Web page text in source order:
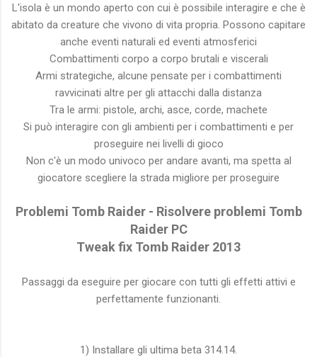
L'isola è un mondo aperto con cui è possibile interagire e che è
abitato da creature che vivono di vita propria. Possono capitare
anche eventi naturali ed eventi atmosferici
Combattimenti corpo a corpo brutali e viscerali
Armi strategiche, alcune pensate per i combattimenti
ravvicinati altre per gli attacchi dalla distanza
Tra le armi: pistole, archi, asce, corde, machete
Si può interagire con gli ambienti per i combattimenti e per
proseguire nei livelli di gioco
Non c'è un modo univoco per andare avanti, ma spetta al
giocatore scegliere la strada migliore per proseguire
Problemi Tomb Raider - Risolvere problemi Tomb
Raider PC
Tweak fix Tomb Raider 2013
Passaggi da eseguire per giocare con tutti gli effetti attivi e
perfettamente funzionanti.
1) Installare gli ultima beta 314.14.